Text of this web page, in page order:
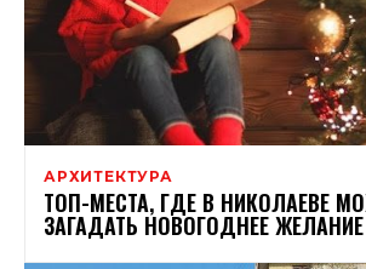
АРХИТЕКТУРА
ТОП-МЕСТА, ГДЕ В НИКОЛАЕВЕ
ЗАГАДАТЬ НОВОГОДНЕЕ ЖЕЛАНИЕ